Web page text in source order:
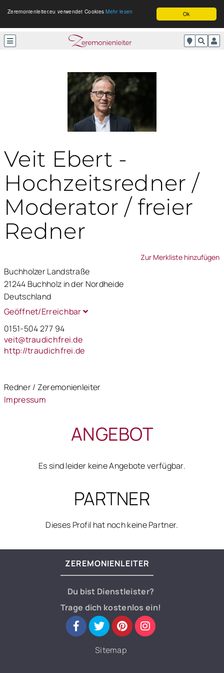
Ok
Zeremonienleiter.eu verwendet CookiesMehr lesen
Veit Ebert -
Hochzeitsredner /
Moderator / freier
Redner
Zur Merkliste hinzufügen
Buchholzer Landstraße
21244 Buchholz in der Nordheide
Deutschland
Geöffnet/Erreichbar
0151-504 277 94
veit@traudichfrei.de
http://traudichfrei.de
Redner / Zeremonienleiter
Impressum
ANGEBOT
Es sind leider keine Angebote verfügbar.
PARTNER
Dieses Profil hat noch keine Partner.
ZEREMONIENLEITER
Du bist Dienstleister?
Trage dich kostenlos ein!
Sitemap